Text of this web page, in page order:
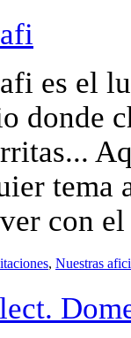
es el
donde
tema
con
, Nuestras